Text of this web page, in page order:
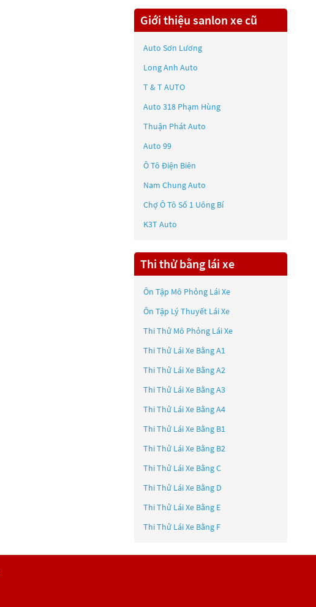
Giới thiệu sanlon xe cũ
Auto Sơn Lương
Long Anh Auto
T & T AUTO
Auto 318 Phạm Hùng
Thuận Phát Auto
Auto 99
Ô Tô Điện Biên
Nam Chung Auto
Chợ Ô Tô Số 1 Uông Bí
K3T Auto
Thi thử bằng lái xe
Ôn Tập Mô Phỏng Lái Xe
Ôn Tập Lý Thuyết Lái Xe
Thi Thử Mô Phỏng Lái Xe
Thi Thử Lái Xe Bằng A1
Thi Thử Lái Xe Bằng A2
Thi Thử Lái Xe Bằng A3
Thi Thử Lái Xe Bằng A4
Thi Thử Lái Xe Bằng B1
Thi Thử Lái Xe Bằng B2
Thi Thử Lái Xe Bằng C
Thi Thử Lái Xe Bằng D
Thi Thử Lái Xe Bằng E
Thi Thử Lái Xe Bằng F